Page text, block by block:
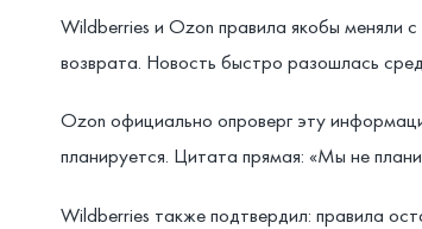
Wildberries и Ozon правила якобы меняли
возврата. Новость быстро разошлась
Ozon официально опроверг эту
планируется. Цитата прямая: «Мы не
Wildberries также подтвердил: правила